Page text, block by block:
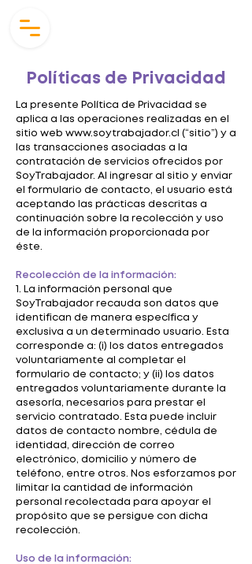
Políticas de Privacidad
La presente Política de Privacidad se
aplica a las operaciones realizadas en el
sitio web www.soytrabajador.cl (“sitio”) y a
las transacciones asociadas a la
contratación de servicios ofrecidos por
SoyTrabajador. Al ingresar al sitio y enviar
el formulario de contacto, el usuario está
aceptando las prácticas descritas a
continuación sobre la recolección y uso
de la información proporcionada por
éste.
Recolección de la información:
1. La información personal que
SoyTrabajador recauda son datos que
identifican de manera específica y
exclusiva a un determinado usuario. Esta
corresponde a: (i) los datos entregados
voluntariamente al completar el
formulario de contacto; y (ii) los datos
entregados voluntariamente durante la
asesoría, necesarios para prestar el
servicio contratado. Esta puede incluir
datos de contacto nombre, cédula de
identidad, dirección de correo
electrónico, domicilio y número de
teléfono, entre otros. Nos esforzamos por
limitar la cantidad de información
personal recolectada para apoyar el
propósito que se persigue con dicha
recolección.
Uso de la información: